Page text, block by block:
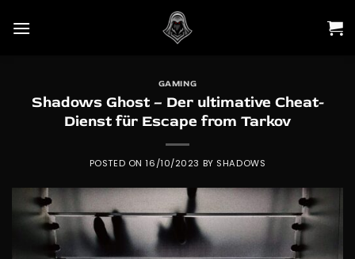
GAMING
Shadows Ghost – Der ultimative Cheat-
Dienst für Escape from Tarkov
POSTED ON16/10/2023 BY SHADOWS